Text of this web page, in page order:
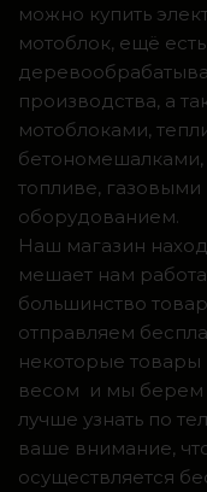
можно купить
мотоблок, ещё
производства, а
мотоблоками,
топливе,
оборудованием.
Наш магазин
мешает нам
большинство
отправляем
некоторые
весом и мы берем
лучше узнать по
ваше внимание,
осуществляется